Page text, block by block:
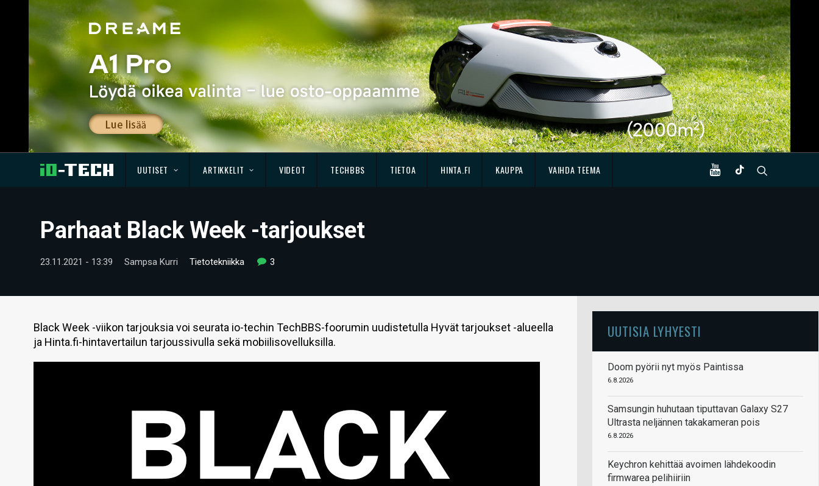
UUTISET ARTIKKELIT VIDEOT TECHBBS TIETOA HINTA.FI KAUPPA VAIHDA TEEMA
Parhaat Black Week -tarjoukset
23.11.2021 - 13:39 Sampsa Kurri Tietotekniikka 3
Black Week -viikon tarjouksia voi seurata io-techin TechBBS-foorumin uudistetulla Hyvät tarjoukset -alueella
ja Hinta.fi-hintavertailun tarjoussivulla sekä mobiilisovelluksilla.
UUTISIA LYHYESTI
Doom pyörii nyt myös Paintissa
6.8.2026
Samsungin huhutaan tiputtavan Galaxy S27
Ultrasta neljännen takakameran pois
6.8.2026
Keychron kehittää avoimen lähdekoodin
firmwarea pelihiiriin